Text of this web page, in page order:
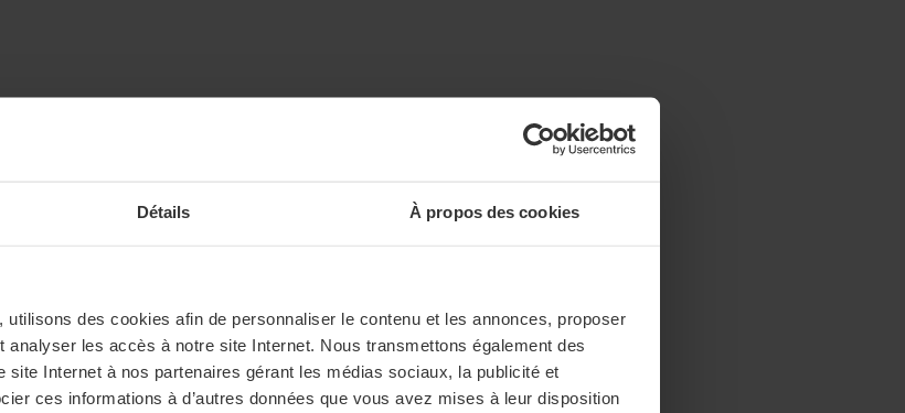
Détails À propos des cookies
, utilisons des cookies afin de personnaliser le contenu et les annonces, proposer
les accès à notre site Internet. Nous transmettons également des
site Internet à nos partenaires gérant les médias sociaux, la publicité et
ces informations à d’autres données que vous avez mises à leur disposition